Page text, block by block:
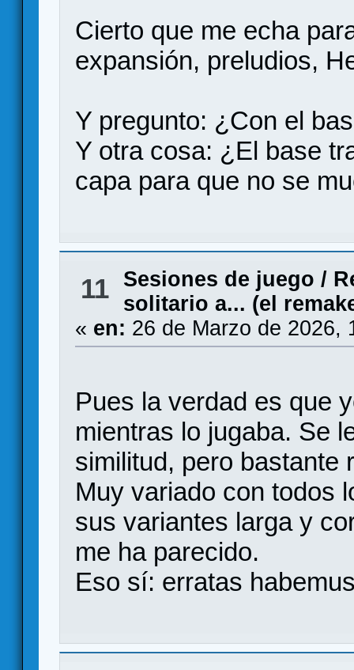
Cierto que me echa
expansión, preludios,
Y pregunto: ¿Con el
Y otra cosa: ¿El base
capa para que no se
11 Sesiones de juego /
solitario a... (el
« en: 26 de Marzo de 2026,
Pues la verdad es que
mientras lo jugaba. Se
similitud, pero bastante
Muy variado con todos
sus variantes larga y
me ha parecido.
Eso sí: erratas